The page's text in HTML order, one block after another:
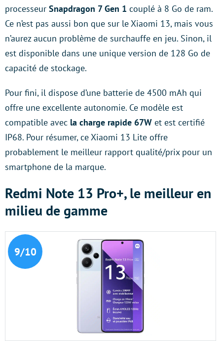
processeur Snapdragon 7 Gen 1 couplé à 8 Go de ram.
Ce n’est pas aussi bon que sur le Xiaomi 13, mais vous
n’aurez aucun problème de surchauffe en jeu. Sinon, il
est disponible dans une unique version de 128 Go de
capacité de stockage.
Pour fini, il dispose d’une batterie de 4500 mAh qui
offre une excellente autonomie. Ce modèle est
compatible avec la charge rapide 67W et est certifié
IP68. Pour résumer, ce Xiaomi 13 Lite offre
probablement le meilleur rapport qualité/prix pour un
smartphone de la marque.
Redmi Note 13 Pro+, le meilleur en
milieu de gamme
9/10